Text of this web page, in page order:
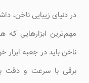
در دنیای زیبایی ناخن،
مهم‌ترین ابزارهایی که
ناخن باید در جعبه
برقی با سرعت و دقت